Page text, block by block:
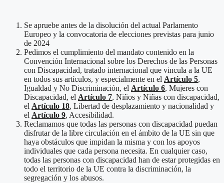
Se apruebe antes de la disolución del actual Parlamento
Europeo y la convocatoria de elecciones previstas para junio
de 2024
Pedimos el cumplimiento del mandato contenido en la
Convención Internacional sobre los Derechos de las Personas
con Discapacidad, tratado internacional que vincula a la UE
en todos sus artículos, y especialmente en el Artículo 5,
Igualdad y No Discriminación, el Artículo 6, Mujeres con
Discapacidad, el Artículo 7, Niños y Niñas con discapacidad,
el Artículo 18, Libertad de desplazamiento y nacionalidad y
el Artículo 9, Accesibilidad.
Reclamamos que todas las personas con discapacidad puedan
disfrutar de la libre circulación en el ámbito de la UE sin que
haya obstáculos que impidan la misma y con los apoyos
individuales que cada persona necesita. En cualquier caso,
todas las personas con discapacidad han de estar protegidas en
todo el territorio de la UE contra la discriminación, la
segregación y los abusos.